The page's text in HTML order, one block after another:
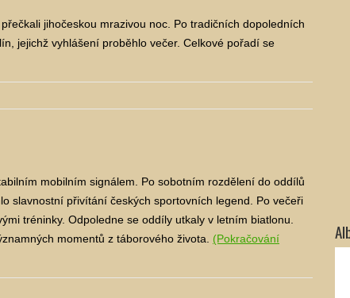
jihočeskou mrazivou noc. Po tradičních dopoledních
jejichž vyhlášení proběhlo večer. Celkové pořadí se
mobilním signálem. Po sobotním rozdělení do oddílů
slavnostní přivítání českých sportovních legend. Po večeři
tréninky. Odpoledne se oddíly utkaly v letním biatlonu.
momentů z táborového života. (Pokračování